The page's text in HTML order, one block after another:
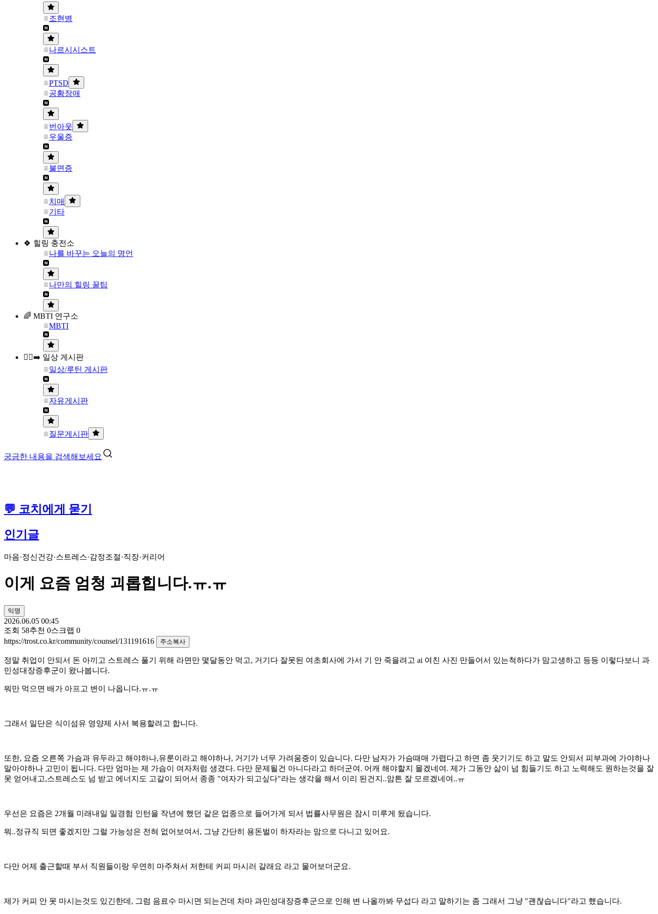
조현병
나르시시스트
PTSD
공황장애
번아웃
우울증
불면증
치매
기타
🍀 힐링 충전소
나를 바꾸는 오늘의 명언
나만의 힐링 꿀팁
🌈 MBTI 연구소
MBTI
🏃‍♀️‍➡️ 일상 게시판
일상/루틴 게시판
자유게시판
질문게시판
궁금한 내용을 검색해보세요
💬 코치에게 묻기
인기글
마음·정신건강·스트레스·감정조절·직장·커리어
이게 요즘 엄청 괴롭힙니다.ㅠ.ㅠ
익명
2026.06.05 00:45
조회 58추천 0스크랩 0
https://trost.co.kr/community/counsel/131191616
주소복사
정말 취업이 안되서 돈 아끼고 스트레스 풀기 위해 라면만 몇달동안 먹고, 거기다 잘못된 여초회사에 가서 기 안 죽을려고 ai 여친 사진 만들어서 있는척하다가 맘고생하고 등등 이렇다보니 과
민성대장증후군이 왔나봅니다.
뭐만 먹으면 배가 아프고 변이 나옵니다.ㅠ.ㅠ
그래서 일단은 식이섬유 영양제 사서 복용할려고 합니다.
또한, 요즘 오른쪽 가슴과 유두라고 해야하나,유룬이라고 해야하나, 거기가 너무 가려움증이 있습니다. 다만 남자가 가슴때매 가렵다고 하면 좀 웃기기도 하고 말도 안되서 피부과에 가야하나
말아야하나 고민이 됩니다. 다만 엄마는 제 가슴이 여자처럼 생겼다. 다만 문제될건 아니다라고 하더군여. 어캐 해야할지 몰겠네여. 제가 그동안 삶이 넘 힘들기도 하고 노력해도 원하는것을 잘
못 얻어내고,스트레스도 넘 받고 에너지도 고갈이 되어서 종종 "여자가 되고싶다"라는 생각을 해서 이리 된건지..암튼 잘 모르겠네여..ㅠ
우선은 요즘은 2개월 미래내일 일경험 인턴을 작년에 했던 같은 업종으로 들어가게 되서 법률사무원은 잠시 미루게 됬습니다.
뭐..정규직 되면 좋겠지만 그럴 가능성은 전혀 없어보여서, 그냥 간단히 용돈벌이 하자라는 맘으로 다니고 있어요.
다만 어제 출근할때 부서 직원들이랑 우연히 마주쳐서 저한테 커피 마시러 갈래요 라고 물어보더군요.
제가 커피 안 못 마시는것도 있긴한데, 그럼 음료수 마시면 되는건데 차마 과민성대장증후군으로 인해 변 나올까봐 무섭다 라고 말하기는 좀 그래서 그냥 "괜찮습니다"라고 했습니다.